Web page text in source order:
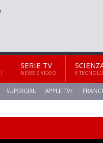
SERIE TV
NEWS E VIDEO E
SUPERGIRL APPLE TV+